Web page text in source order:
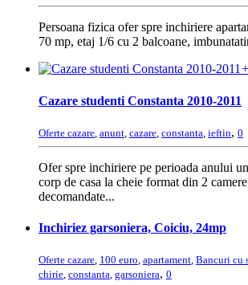
Persoana fizica ofer spre inchiriere
70 mp, etaj 1/6 cu 2 balcoane,
+
Cazare studenti Constanta 2010-2011
Oferte cazare anunt cazare constanta ieftin, 0
Ofer spre inchiriere pe perioada anului
corp de casa la cheie format din 2
decomandate...
Inchiriez garsoniera, Coiciu, 24mp
Oferte cazare, 100 euro, apartament, Bancuri cu
chirie, constanta, garsoniera, 0